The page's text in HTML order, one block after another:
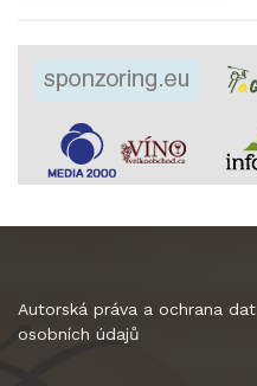
Autorská práva a ochrana dat
osobních údajů